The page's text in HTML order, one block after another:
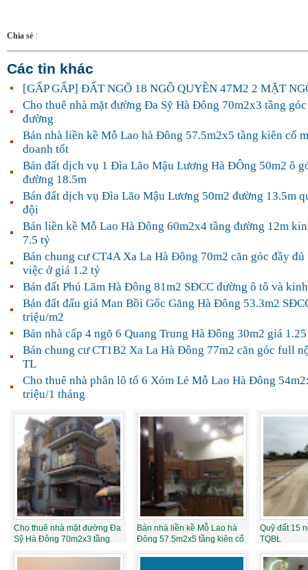
Chia sẻ :
Các tin khác
[GẤP GẤP] ĐẤT NGÕ 18 NGÔ QUYỀN 47M2 2 MẶT
Cho thuê nhà mặt đường Đa Sỹ Hà Đông 70m2x3 tầng
đường
Bán nhà liền kề Mỗ Lao hà Đông 57.5m2x5 tầng kiên cố
doanh tốt
Bán đất dịch vụ 1 Đìa Lão Mậu Lương Hà ĐÔng 50m2 ô
đường 18.5m
Bán đất dịch vụ Đìa Lão Mậu Lương 50m2 đường 13.5m
đội
Bán liền kề Mỗ Lao Hà Đông 60m2x4 tầng đường 12m
7.5 tỷ
Bán chung cư CT4A Xa La Hà Đông 70m2 căn góc đầy
việc ở giá 1.2 tỷ
Bán đất Phú Lãm Hà Đông 81m2 SĐCC đường ô tô và
Bán đất đấu giá Man Bồi Gốc Găng Hà Đông 53.3m2
triệu/m2
Bán nhà cấp 4 ngõ 6 Quang Trung Hà Đông 30m2 giá
Bán chung cư CT1B2 Xa La Hà Đông 77m2 căn góc full
TL
Cho thuê nhà phân lô tổ 6 Xóm Lẻ Mỗ Lao Hà Đông
triệu/1 tháng
Cho thuê nhà mặt đường Đa
Sỹ Hà Đông 70m2x3 tầng
Bán nhà liền kề Mỗ Lao hà
Đông 57.5m2x5 tầng kiên cố
Quỹ đất 15
TQBL